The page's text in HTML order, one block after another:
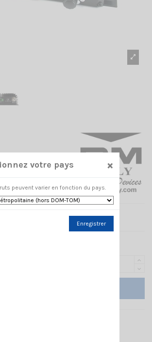
votre pays ×
peuvent varier en fonction du pays.
Enregistrer